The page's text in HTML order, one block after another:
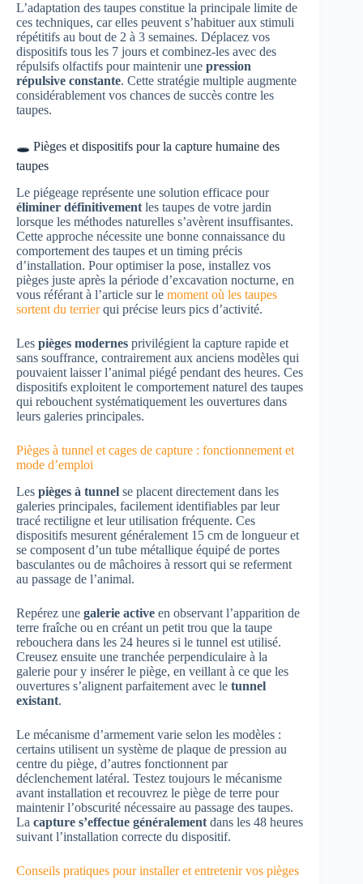
L’adaptation des taupes constitue la principale limite de
ces techniques, car elles peuvent s’habituer aux stimuli
répétitifs au bout de 2 à 3 semaines. Déplacez vos
dispositifs tous les 7 jours et combinez-les avec des
répulsifs olfactifs pour maintenir une pression
répulsive constante. Cette stratégie multiple augmente
considérablement vos chances de succès contre les
taupes.
🕳️ Pièges et dispositifs pour la capture humaine des
taupes
Le piégeage représente une solution efficace pour
éliminer définitivement les taupes de votre jardin
lorsque les méthodes naturelles s’avèrent insuffisantes.
Cette approche nécessite une bonne connaissance du
comportement des taupes et un timing précis
d’installation. Pour optimiser la pose, installez vos
pièges juste après la période d’excavation nocturne, en
vous référant à l’article sur le moment où les taupes
sortent du terrierqui précise leurs pics d’activité.
Les pièges modernes privilégient la capture rapide et
sans souffrance, contrairement aux anciens modèles qui
pouvaient laisser l’animal piégé pendant des heures. Ces
dispositifs exploitent le comportement naturel des taupes
qui rebouchent systématiquement les ouvertures dans
leurs galeries principales.
Pièges à tunnel et cages de capture : fonctionnement et
mode d’emploi
Les pièges à tunnel se placent directement dans les
galeries principales, facilement identifiables par leur
tracé rectiligne et leur utilisation fréquente. Ces
dispositifs mesurent généralement 15 cm de longueur et
se composent d’un tube métallique équipé de portes
basculantes ou de mâchoires à ressort qui se referment
au passage de l’animal.
Repérez une galerie active en observant l’apparition de
terre fraîche ou en créant un petit trou que la taupe
rebouchera dans les 24 heures si le tunnel est utilisé.
Creusez ensuite une tranchée perpendiculaire à la
galerie pour y insérer le piège, en veillant à ce que les
ouvertures s’alignent parfaitement avec le tunnel
existant.
Le mécanisme d’armement varie selon les modèles :
certains utilisent un système de plaque de pression au
centre du piège, d’autres fonctionnent par
déclenchement latéral. Testez toujours le mécanisme
avant installation et recouvrez le piège de terre pour
maintenir l’obscurité nécessaire au passage des taupes.
La capture s’effectue généralement dans les 48 heures
suivant l’installation correcte du dispositif.
Conseils pratiques pour installer et entretenir vos pièges